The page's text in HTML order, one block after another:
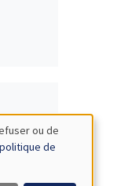
ou de
politique de